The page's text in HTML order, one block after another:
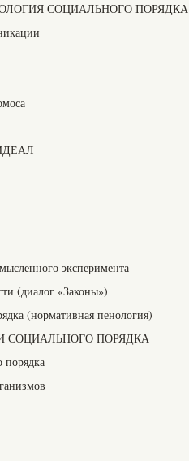
СОЦИАЛЬНОГО ПОРЯДКА
эксперимента
(диалог «Законы»)
(нормативная пенология)
СОЦИАЛЬНОГО ПОРЯДКА